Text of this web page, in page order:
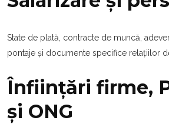
State de plată, contracte de muncă,
pontaje și documente specifice relațiilor
Înființări firme,
și ONG